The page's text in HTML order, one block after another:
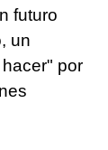
futuro
un
por